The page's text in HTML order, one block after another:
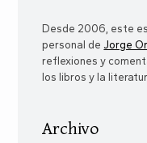
Desde 2006, este
personal de Jorge
reflexiones y
los libros y la
Archivo